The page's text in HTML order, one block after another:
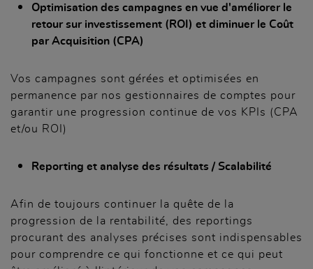
Optimisation des campagnes en vue d'améliorer le
retour sur investissement (ROI) et diminuer le Coût
par Acquisition (CPA)
Vos campagnes sont gérées et optimisées en
permanence par nos gestionnaires de comptes pour
garantir une progression continue de vos KPIs (CPA
et/ou ROI)
Reporting et analyse des résultats / Scalabilité
Afin de toujours continuer la quête de la
progression de la rentabilité, des reportings
procurant des analyses précises sont indispensables
pour comprendre ce qui fonctionne et ce qui peut